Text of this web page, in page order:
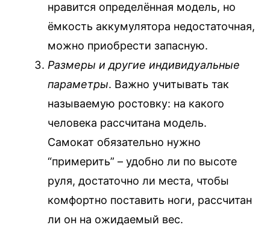
нравится определённая модель, но
ёмкость аккумулятора недостаточная,
можно приобрести запасную.
Размеры и другие индивидуальные
параметры. Важно учитывать так
называемую ростовку: на какого
человека рассчитана модель.
Самокат обязательно нужно
“примерить” – удобно ли по высоте
руля, достаточно ли места, чтобы
комфортно поставить ноги, рассчитан
ли он на ожидаемый вес.